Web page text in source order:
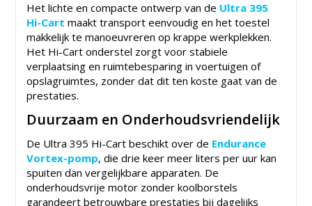
Het lichte en compacte ontwerp van de Ultra 395
Hi-Cart maakt transport eenvoudig en het toestel
makkelijk te manoeuvreren op krappe werkplekken.
Het Hi-Cart onderstel zorgt voor stabiele
verplaatsing en ruimtebesparing in voertuigen of
opslagruimtes, zonder dat dit ten koste gaat van de
prestaties.
Duurzaam en Onderhoudsvriendelijk
De Ultra 395 Hi-Cart beschikt over de Endurance
Vortex-pomp, die drie keer meer liters per uur kan
spuiten dan vergelijkbare apparaten. De
onderhoudsvrije motor zonder koolborstels
garandeert betrouwbare prestaties bij dagelijks